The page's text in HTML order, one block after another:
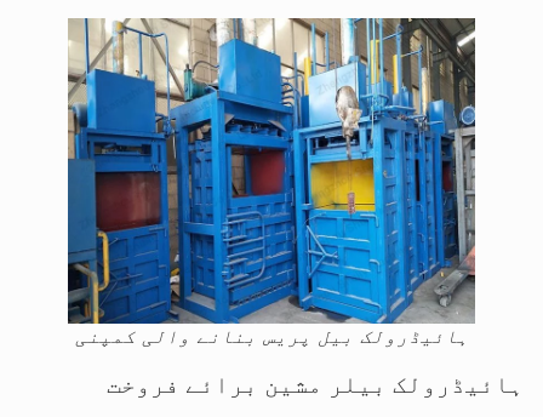
ہائیڈرولک بیل پریس بنانے والی کمپنی
ہائیڈرولک بیلر مشین برائے فروخت